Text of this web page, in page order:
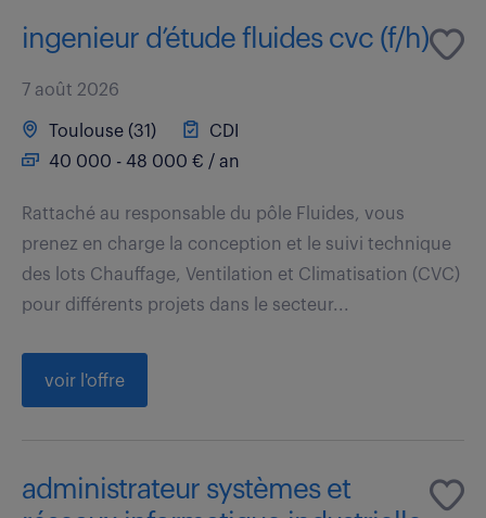
ingenieur d’étude fluides cvc (f/h)
7 août 2026
Toulouse (31)
CDI
40 000 - 48 000 € / an
Rattaché au responsable du pôle Fluides, vous
prenez en charge la conception et le suivi technique
des lots Chauffage, Ventilation et Climatisation (CVC)
pour différents projets dans le secteur...
voir l'offre
administrateur systèmes et